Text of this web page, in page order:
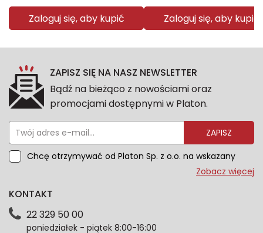
Zaloguj się, aby kupić Zaloguj się, aby kupić
ZAPISZ SIĘ NA NASZ NEWSLETTER
Bądź na bieżąco z nowościami oraz
promocjami dostępnymi w Platon.
ZAPISZ
Chcę otrzymywać od Platon Sp. z o.o. na wskazany
przeze mnie adres e-mail informacje marketingowe
dotyczące danych osobowych znajdziesz w naszej
każdym czasie. Wycofanie zgody nie wpłynie na
zgodność z prawem przetwarzania dokonanego przed
Zobacz więcej
KONTAKT
22 329 50 00
poniedziałek - piątek 8:00-16:00